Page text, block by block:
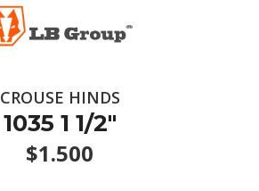
CROUSE HINDS
1035 1 1/2"
$1.500